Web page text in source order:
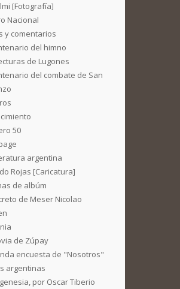
[Fotografía]
Nacional
y comentarios
del himno
de Lugones
del combate de San
50
argentina
Rojas [Caricatura]
de albúm
de Meser Nicolao
de Zúpay
encuesta de "Nosotros"
argentinas
por Oscar Tiberio